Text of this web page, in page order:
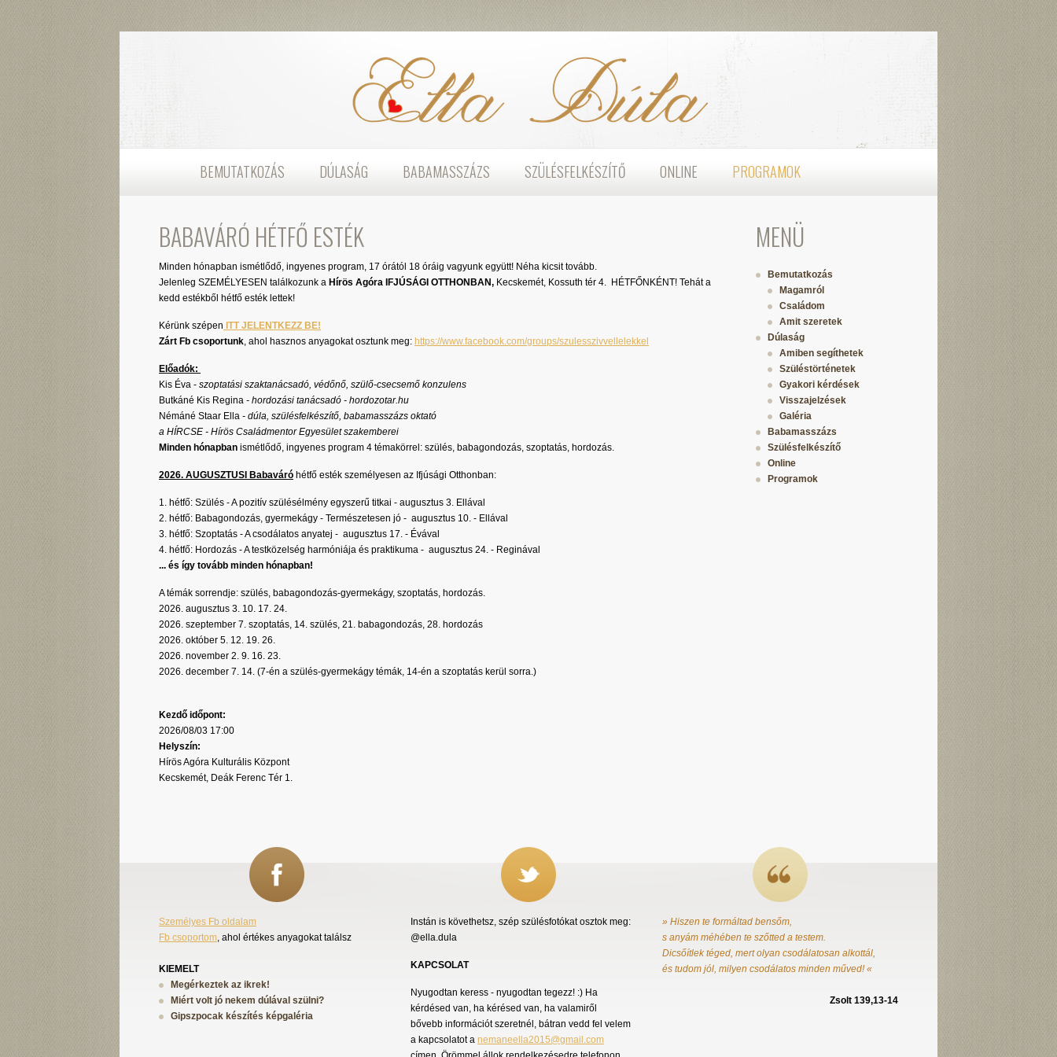
BEMUTATKOZÁS DÚLASÁG BABAMASSZÁZS SZÜLÉSFELKÉSZÍTŐ ONLINE PROGRAMOK
MENÜ
Bemutatkozás
Magamról
Családom
Amit szeretek
Dúlaság
Amiben segíthetek
Szüléstörténetek
Gyakori kérdések
Visszajelzések
Galéria
Babamasszázs
Szülésfelkészítő
Online
Programok
BABAVÁRÓ HÉTFŐ ESTÉK
Minden hónapban ismétlődő, ingyenes program, 17 órától 18 óráig vagyunk együtt! Néha kicsit tovább.
Jelenleg SZEMÉLYESEN találkozunk a Hírös Agóra IFJÚSÁGI OTTHONBAN, Kecskemét, Kossuth tér 4. HÉTFŐNKÉNT! Tehát a
kedd estékből hétfő esték lettek!
Kérünk szépen ITT JELENTKEZZ BE!
Zárt Fb csoportunk, ahol hasznos anyagokat osztunk meg: https://www.facebook.com/groups/szulesszivvellelekkel
Előadók:
Kis Éva - szoptatási szaktanácsadó, védőnő, szülő-csecsemő konzulens
Butkáné Kis Regina - hordozási tanácsadó - hordozotar.hu
Némáné Staar Ella - dúla, szülésfelkészítő, babamasszázs oktató
a HÍRCSE - Hírös Családmentor Egyesület szakemberei
Minden hónapban ismétlődő, ingyenes program 4 témakörrel: szülés, babagondozás, szoptatás, hordozás.
2026. AUGUSZTUSI Babaváró hétfő esték személyesen az Ifjúsági Otthonban:
1. hétfő: Szülés - A pozitív szülésélmény egyszerű titkai - augusztus 3. Ellával
2. hétfő: Babagondozás, gyermekágy - Természetesen jó - augusztus 10. - Ellával
3. hétfő: Szoptatás - A csodálatos anyatej - augusztus 17. - Évával
4. hétfő: Hordozás - A testközelség harmóniája és praktikuma - augusztus 24. - Reginával
... és így tovább minden hónapban!
A témák sorrendje: szülés, babagondozás-gyermekágy, szoptatás, hordozás.
2026. augusztus 3. 10. 17. 24.
2026. szeptember 7. szoptatás, 14. szülés, 21. babagondozás, 28. hordozás
2026. október 5. 12. 19. 26.
2026. november 2. 9. 16. 23.
2026. december 7. 14. (7-én a szülés-gyermekágy témák, 14-én a szoptatás kerül sorra.)
Kezdő időpont:
2026/08/03 17:00
Helyszín:
Hírös Agóra Kulturális Központ
Kecskemét, Deák Ferenc Tér 1.
Személyes Fb oldalam
Fb csoportom, ahol értékes anyagokat találsz
KIEMELT
Megérkeztek az ikrek!
Miért volt jó nekem dúlával szülni?
Gipszpocak készítés képgaléria
Instán is követhetsz, szép szülésfotókat osztok meg:
@ella.dula
KAPCSOLAT
Nyugodtan keress - nyugodtan tegezz! :) Ha
kérdésed van, ha kérésed van, ha valamiről
bővebb információt szeretnél, bátran vedd fel velem
a kapcsolatot a nemaneella2015@gmail.com
» Hiszen te formáltad bensőm,
s anyám méhében te szőtted a testem.
Dicsőítlek téged, mert olyan csodálatosan alkottál,
és tudom jól, milyen csodálatos minden műved! «
Zsolt 139,13-14